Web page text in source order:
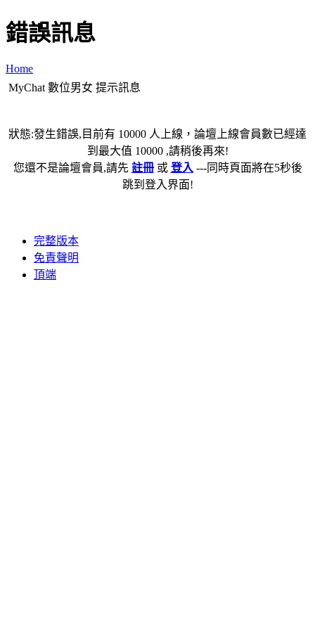
錯誤訊息
Home
MyChat 數位男女 提示訊息
狀態:發生錯誤,目前有 10000 人上線，論壇上線會員數已經達
到最大值 10000 ,請稍後再來!
您還不是論壇會員,請先 註冊或 登入 ---同時頁面將在5秒後
跳到登入界面!
完整版本
免責聲明
頂端